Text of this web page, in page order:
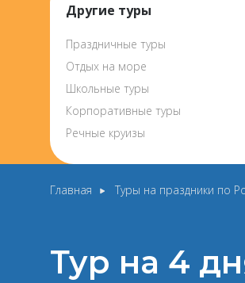
Другие туры
Праздничные туры
Отдых на море
Школьные туры
Корпоративные туры
Речные круизы
Главная Туры на праздники по
Тур на 4